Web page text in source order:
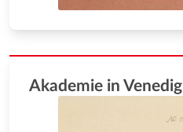
Akademie in Venedig